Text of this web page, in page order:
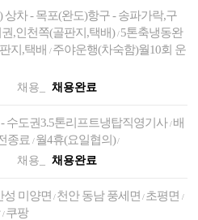
상차 - 목포(완도)항구 - 송파가락,구
,인천쪽(골판지,택배)/ 5톤축냉동완
지,택배/ 주야운행(차숙함)월10회 운
채용_ 채용완료
수도권3.5톤리프트냉탑직영기사/ 배
종료/ 월4휴(요일협의)/
채용_ 채용완료
성 미양면 / 천안 동남 풍세면 / 초평면/
/ 쿠팡